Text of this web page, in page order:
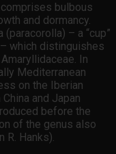
bulbous
and dormancy.
– a “cup”
which distinguishes
In
Mediterranean
on the Iberian
and Japan
before the
of the genus also
R. Hanks).